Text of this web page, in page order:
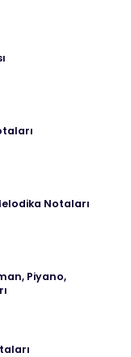
Notaları
Piyano,